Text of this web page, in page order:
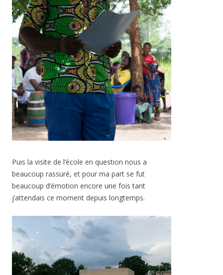
Puis la visite de l’école en question nous a
beaucoup rassuré, et pour ma part se fut
beaucoup d’émotion encore une fois tant
j’attendais ce moment depuis longtemps.